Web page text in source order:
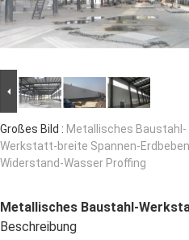
Großes Bild : Metallisches Baustahl-
Werkstatt-breite Spannen-
Widerstand-Wasser Proffing
Metallisches Baustahl-
Beschreibung